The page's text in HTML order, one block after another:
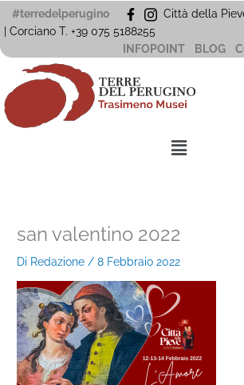
Vai
al
#terredelperugino
Città della
| Corciano T. +39 075 5188255
INFOPOINT
BLOG
Menu
san valentino 2022
Di Redazione/8 Febbraio 2022